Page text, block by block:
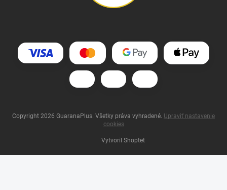
Vytvoril Shoptet
Copyright 2026 GuaranaPlus. Všetky práva vyhradené. Upraviť nastavenie
cookies